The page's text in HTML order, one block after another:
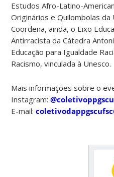
Estudos Afro-Latino-
Originários e Quilombolas da
Coordena, ainda, o Eixo
Antirracista da Cátedra
Educação para Igualdade
Racismo, vinculada à Unesco.
Mais informações sobre o
Instagram:
E-mail: